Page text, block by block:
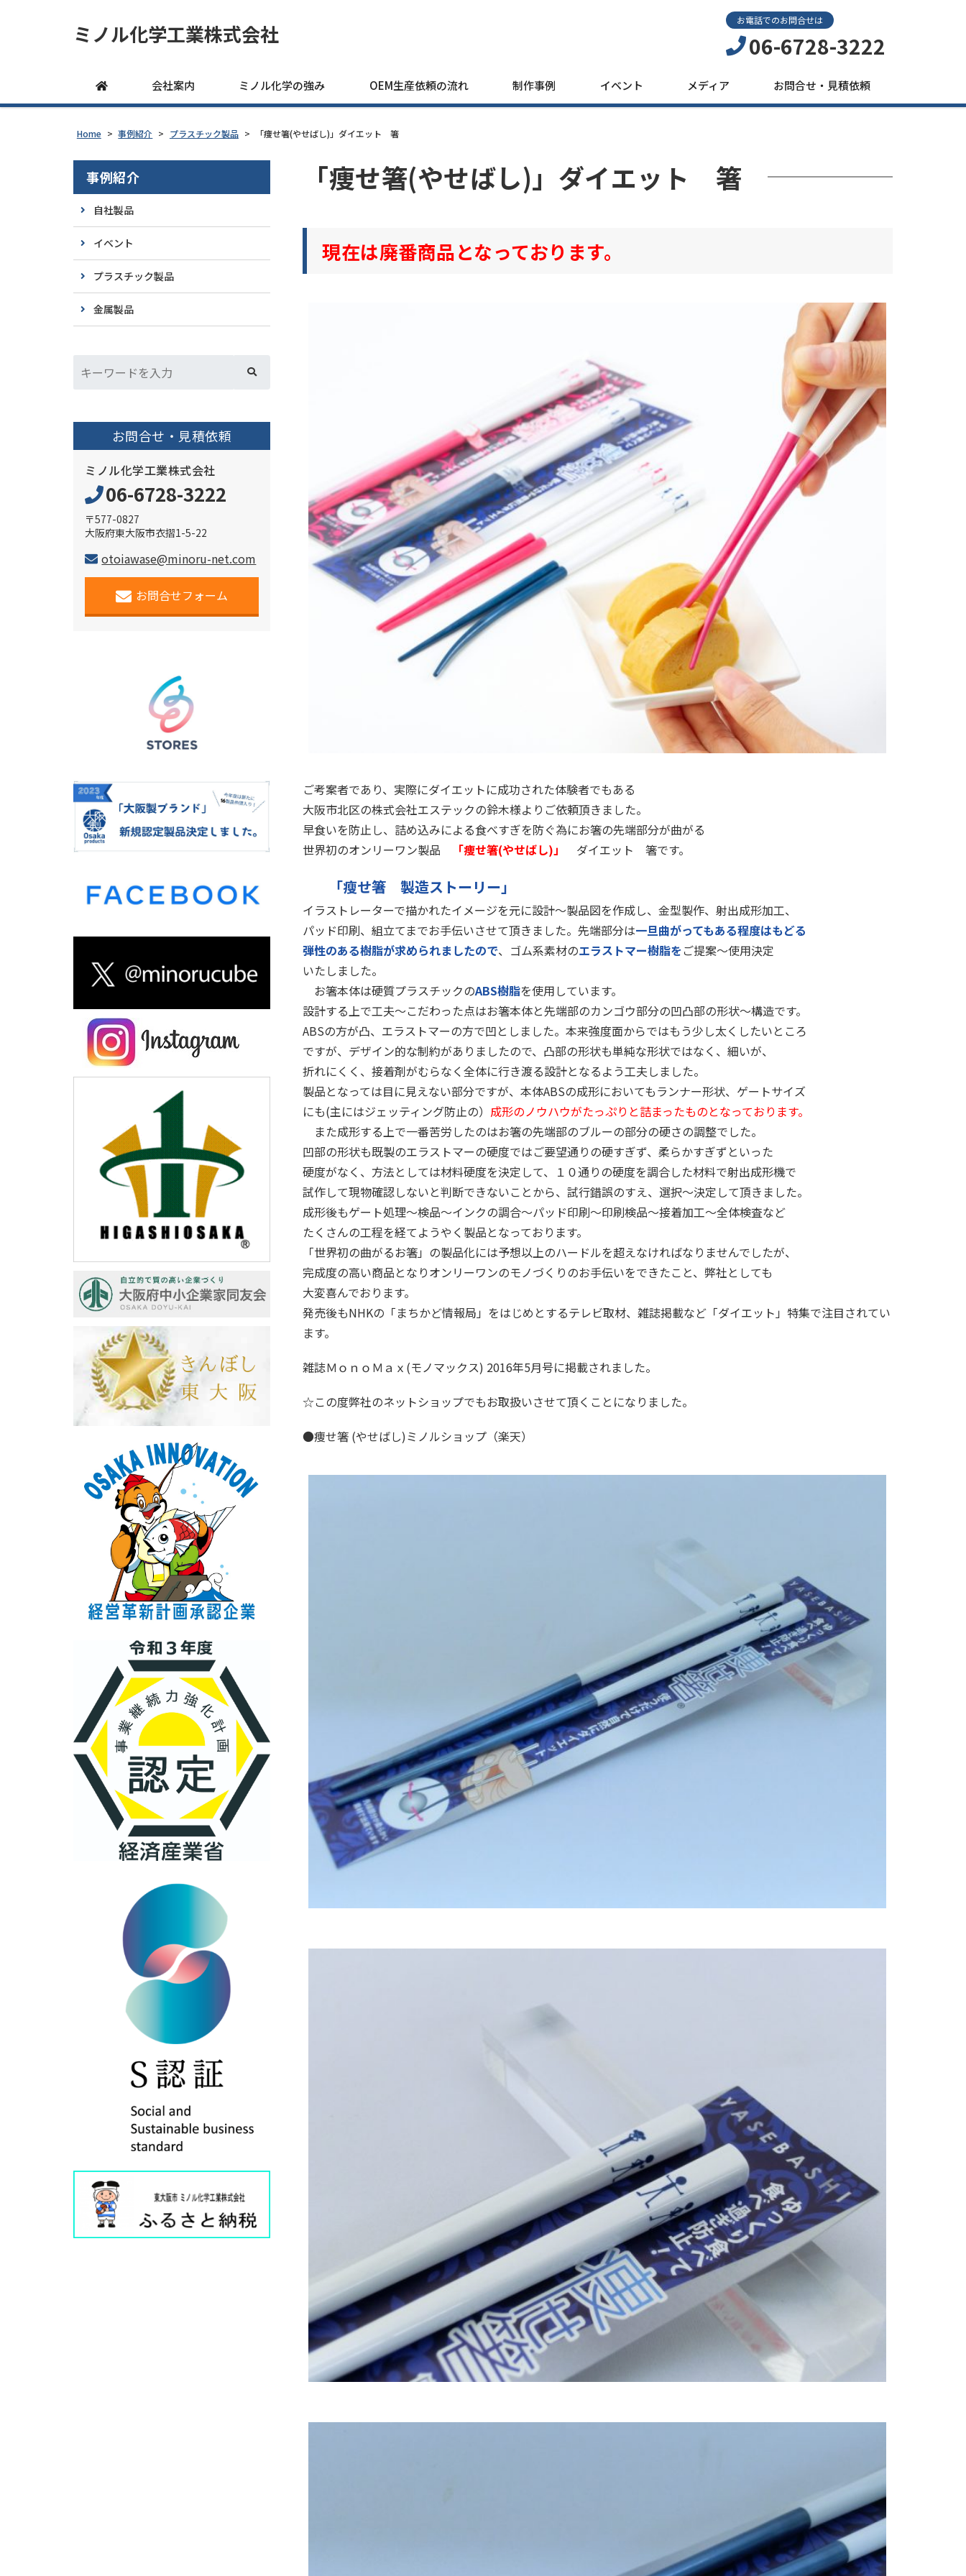
ミノル化学工業株式会社
お電話でのお問合せは
06-6728-3222
会社案内 ミノル化学の強み OEM生産依頼の流れ 制作事例 イベント メディア お問合せ・見積依頼
Home > 事例紹介 > プラスチック製品 > 「痩せ箸(やせばし)」ダイエット 箸
「痩せ箸(やせばし)」ダイエット 箸
現在は廃番商品となっております。
ご考案者であり、実際にダイエットに成功された体験者でもある
大阪市北区の株式会社エステックの鈴木様よりご依頼頂きました。
早食いを防止し、詰め込みによる食べすぎを防ぐ為にお箸の先端部分が曲がる
世界初のオンリーワン製品
「痩せ箸(やせばし)」 ダイエット 箸です。
「瘦せ箸 製造ストーリー」
イラストレーターで描かれたイメージを元に設計～製品図を作成し、金型製作、射出成形加工、
パッド印刷、組立てまでお手伝いさせて頂きました。先端部分は一旦曲がってもある程度はもどる
弾性のある樹脂が求められましたので、ゴム系素材のエラストマー樹脂をご提案～使用決定
いたしました。
お箸本体は硬質プラスチックのABS樹脂を使用しています。
設計する上で工夫～こだわった点はお箸本体と先端部のカンゴウ部分の凹凸部の形状～構造です。
ABSの方が凸、エラストマーの方で凹としました。本来強度面からではもう少し太くしたいところ
ですが、デザイン的な制約がありましたので、凸部の形状も単純な形状ではなく、細いが、
折れにくく、接着剤がむらなく全体に行き渡る設計となるよう工夫しました。
製品となっては目に見えない部分ですが、本体ABSの成形においてもランナー形状、ゲートサイズ
にも(主にはジェッティング防止の） 成形のノウハウがたっぷりと詰まったものとなっております。
また成形する上で一番苦労したのはお箸の先端部のブルーの部分の硬さの調整でした。
凹部の形状も既製のエラストマーの硬度ではご要望通りの硬すぎず、柔らかすぎずといった
硬度がなく、方法としては材料硬度を決定して、１０通りの硬度を調合した材料で射出成形機で
試作して現物確認しないと判断できないことから、試行錯誤のすえ、選択～決定して頂きました。
成形後もゲート処理～検品～インクの調合～パッド印刷～印刷検品～接着加工～全体検査など
たくさんの工程を経てようやく製品となっております。
「世界初の曲がるお箸」の製品化には予想以上のハードルを超えなければなりませんでしたが、
完成度の高い商品となりオンリーワンのモノづくりのお手伝いをできたこと、弊社としても
大変喜んでおります。
発売後もNHKの「まちかど情報局」をはじめとするテレビ取材、雑誌掲載など「ダイエット」特集で注目されてい
ます。
雑誌ＭｏｎｏＭａｘ(モノマックス) 2016年5月号に掲載されました。
☆この度弊社のネットショップでもお取扱いさせて頂くことになりました。
●痩せ箸 (やせばし)ミノルショップ（楽天）
事例紹介
自社製品
イベント
プラスチック製品
金属製品
お問合せ・見積依頼
ミノル化学工業株式会社
06-6728-3222
〒577-0827
大阪府東大阪市衣摺1-5-22
otoiawase@minoru-net.com
お問合せフォーム